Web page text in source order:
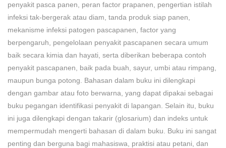
penyakit pasca panen, peran factor prapanen, pengertian istilah
infeksi tak-bergerak atau diam, tanda produk siap panen,
mekanisme infeksi patogen pascapanen, factor yang
berpengaruh, pengelolaan penyakit pascapanen secara umum
baik secara kimia dan hayati, serta diberikan beberapa contoh
penyakit pascapanen, baik pada buah, sayur, umbi atau rimpang,
maupun bunga potong. Bahasan dalam buku ini dilengkapi
dengan gambar atau foto berwarna, yang dapat dipakai sebagai
buku pegangan identifikasi penyakit di lapangan. Selain itu, buku
ini juga dilengkapi dengan takarir (glosarium) dan indeks untuk
mempermudah mengerti bahasan di dalam buku. Buku ini sangat
penting dan berguna bagi mahasiswa, praktisi atau petani, dan